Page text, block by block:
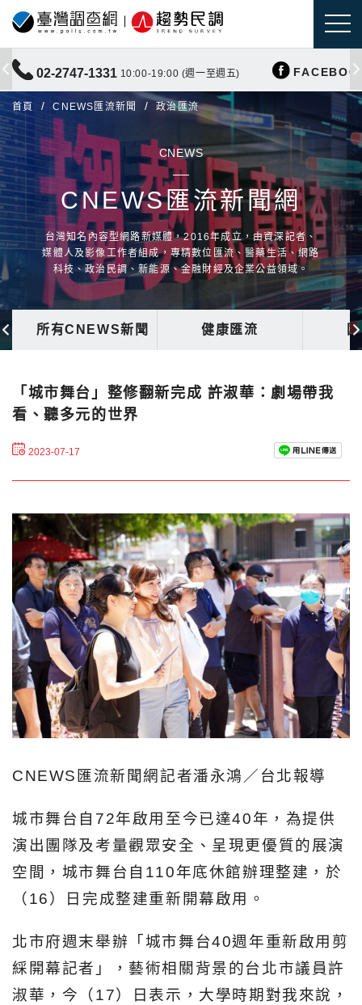
02-2747-1331 10:00-19:00 (週一至週五)
首頁 CNEWS匯流新聞 政治匯流
CNEWS
CNEWS匯流新聞網
台灣知名內容型網路新媒體，2016年成立，由資深記者、
媒體人及影像工作者組成，專精數位匯流、醫藥生活、網路
科技、政治民調、新能源、金融財經及企業公益領域。
所有CNEWS新聞 健康匯流
「城市舞台」整修翻新完成 許淑華：劇場帶我
看、聽多元的世界
2023-07-17
CNEWS匯流新聞網記者潘永鴻／台北報導
城市舞台自72年啟用至今已達40年，為提供
演出團隊及考量觀眾安全、呈現更優質的展演
空間，城市舞台自110年底休館辦理整建，於
（16）日完成整建重新開幕啟用。
北市府週末舉辦「城市舞台40週年重新啟用剪
綵開幕記者」，藝術相關背景的台北市議員許
淑華，今（17）日表示，大學時期對我來說，